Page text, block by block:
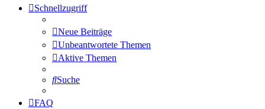
Schnellzugriff
Neue Beiträge
Unbeantwortete Themen
Aktive Themen
Suche
FAQ